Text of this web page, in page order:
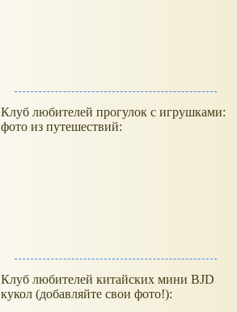
Клуб любителей прогулок с игрушками:
фото из путешествий:
Клуб любителей китайских мини BJD
кукол (добавляйте свои фото!):